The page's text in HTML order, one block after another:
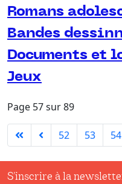
Romans
Bandes
Documents et
Jeux
Page 57 sur 89
52 53 54
S'inscrire à la